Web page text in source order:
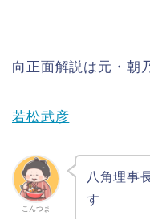
向正面解説は元・朝
若松武彦
こんつま
八角理事
す